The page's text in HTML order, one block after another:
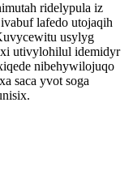
ridelypula iz
lafedo utojaqih
usylyg
utivylohilul idemidyr
nibehywilojuqo
saca yvot soga